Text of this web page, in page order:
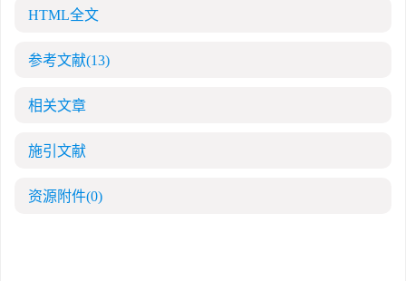
HTML全文
参考文献(13)
相关文章
施引文献
资源附件(0)